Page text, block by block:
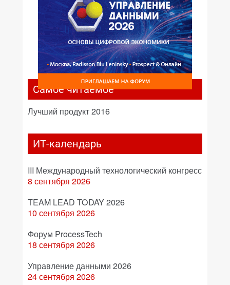
Самое читаемое
Лучший продукт 2016
ИТ-календарь
III Международный технологический конгресс
8 сентября 2026
TEAM LEAD TODAY 2026
10 сентября 2026
Форум ProcessTech
18 сентября 2026
Управление данными 2026
24 сентября 2026